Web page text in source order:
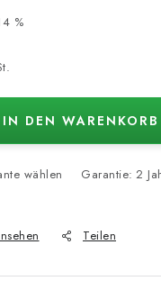
%
IN DEN WARENKORB
wählen
Garantie: 2
Teilen